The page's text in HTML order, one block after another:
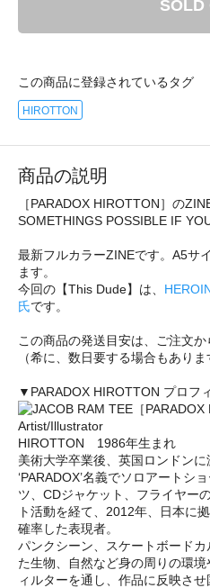
SOLD
この商品に登録されているタグ
HIROTTON
商品の説明
［PARADOX HIROTTON］の
SOMETHINGS POSSIBLE IF
最新フルカラーZINEです。A5サ
ます。
今回の【This Dude】は、
氏です。
この商品の発送目安は、ご注文か
（希に、数日要する場合もありま
▼PARADOX HIROTTON プロフ
Artist/Illustrator
HIROTTON 1986年生まれ
美術大学卒業後、英国ロンドンに
‘PARADOX’名義でソロアートシ
ツ、CDジャケット、フライヤー
ト活動を経て、2012年、日本に
確率した表現者。
パンクシーン、スケートボード
た生物、自然など身の周りの環
ィルターを通し、作品に反映させ